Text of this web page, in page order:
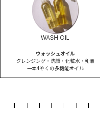
WASH OIL
ウォッシュオイル
クレンジング・洗顔・化粧水・乳液
一本4やくの多機能オイル